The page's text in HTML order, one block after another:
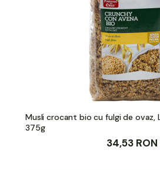
Musli crocant bio cu fulgi de ovaz,
375g
34,53 RON